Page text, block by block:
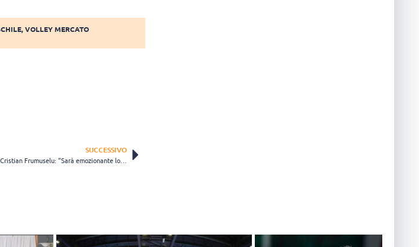
,VOLLEY MERCATO
SUCCESSIVO
Gioia del Colle, al centro arriva Cristian Frumuselu: “Sarà emozionante lottare per questi colori”